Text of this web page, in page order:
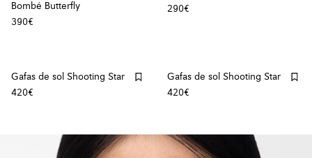
Bombé Butterfly
390€
290€
Gafas de sol Shooting Star
420€
Gafas de sol Shooting Star
420€